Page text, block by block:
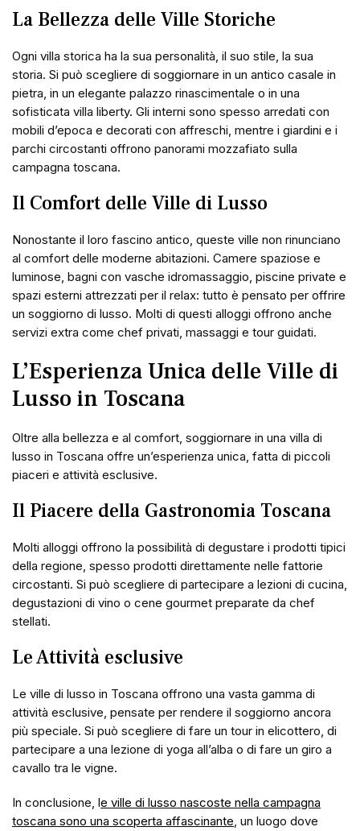
La Bellezza delle Ville Storiche
Ogni villa storica ha la sua personalità, il suo stile, la sua
storia. Si può scegliere di soggiornare in un antico casale in
pietra, in un elegante palazzo rinascimentale o in una
sofisticata villa liberty. Gli interni sono spesso arredati con
mobili d’epoca e decorati con affreschi, mentre i giardini e i
parchi circostanti offrono panorami mozzafiato sulla
campagna toscana.
Il Comfort delle Ville di Lusso
Nonostante il loro fascino antico, queste ville non rinunciano
al comfort delle moderne abitazioni. Camere spaziose e
luminose, bagni con vasche idromassaggio, piscine private e
spazi esterni attrezzati per il relax: tutto è pensato per offrire
un soggiorno di lusso. Molti di questi alloggi offrono anche
servizi extra come chef privati, massaggi e tour guidati.
L’Esperienza Unica delle Ville di
Lusso in Toscana
Oltre alla bellezza e al comfort, soggiornare in una villa di
lusso in Toscana offre un’esperienza unica, fatta di piccoli
piaceri e attività esclusive.
Il Piacere della Gastronomia Toscana
Molti alloggi offrono la possibilità di degustare i prodotti tipici
della regione, spesso prodotti direttamente nelle fattorie
circostanti. Si può scegliere di partecipare a lezioni di cucina,
degustazioni di vino o cene gourmet preparate da chef
stellati.
Le Attività esclusive
Le ville di lusso in Toscana offrono una vasta gamma di
attività esclusive, pensate per rendere il soggiorno ancora
più speciale. Si può scegliere di fare un tour in elicottero, di
partecipare a una lezione di yoga all’alba o di fare un giro a
cavallo tra le vigne.
In conclusione, le ville di lusso nascoste nella campagna
toscana sono una scoperta affascinante, un luogo dove